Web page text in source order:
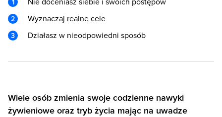
Nie doceniasz siebie i swoich postępów
Wyznaczaj realne cele
Działasz w nieodpowiedni sposób
Wiele osób zmienia swoje codzienne nawyki
żywieniowe oraz tryb życia mając na uwadze